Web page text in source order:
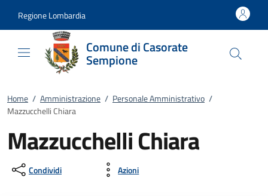
Regione Lombardia
Comune di Casorate
Sempione
Home / Amministrazione / Personale Amministrativo /
Mazzucchelli Chiara
Mazzucchelli Chiara
Condividi Azioni